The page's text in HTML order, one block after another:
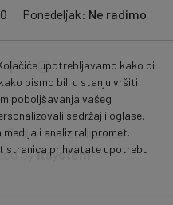
Ponedeljak: Ne radimo
. Sva prava zadržana.
byitsystem
upotrebljavamo kako bi
bismo bili u stanju vršiti
poboljšavanja vašeg
sadržaj i oglase,
i analizirali promet.
stranica prihvatate upotrebu